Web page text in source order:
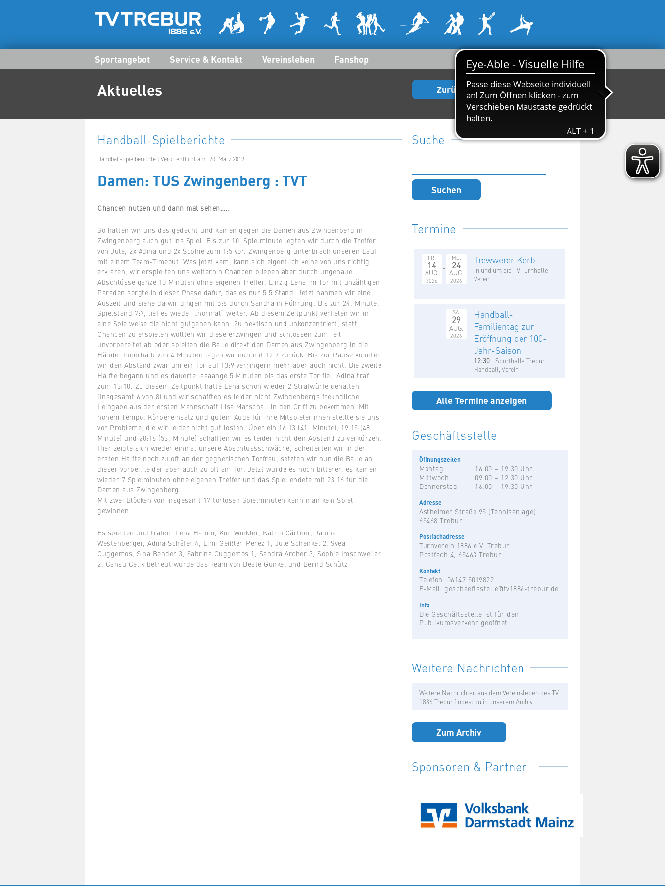
Sportangebot Service & Kontakt Vereinsleben Fanshop
Aktuelles Zurück zur Startseite
Handball-Spielberichte
Handball-Spielberichte | Veröffentlicht am: 20. März 2019
Damen: TUS Zwingenberg : TVT
Chancen nutzen und dann mal sehen…..
So hatten wir uns das gedacht und kamen gegen die Damen aus Zwingenberg in
Zwingenberg auch gut ins Spiel. Bis zur 10. Spielminute legten wir durch die Treffer
von Jule, 2x Adina und 2x Sophie zum 1:5 vor. Zwingenberg unterbrach unseren Lauf
mit einem Team-Timeout. Was jetzt kam, kann sich eigentlich keine von uns richtig
erklären, wir erspielten uns weiterhin Chancen blieben aber durch ungenaue
Abschlüsse ganze 10 Minuten ohne eigenen Treffer. Einzig Lena im Tor mit unzähligen
Paraden sorgte in dieser Phase dafür, das es nur 5:5 Stand. Jetzt nahmen wir eine
Auszeit und siehe da wir gingen mit 5:6 durch Sandra in Führung. Bis zur 24. Minute,
Spielstand 7:7, lief es wieder „normal“ weiter. Ab diesem Zeitpunkt verfielen wir in
eine Spielweise die nicht gutgehen kann. Zu hektisch und unkonzentriert, statt
Chancen zu erspielen wollten wir diese erzwingen und schlossen zum Teil
unvorbereitet ab oder spielten die Bälle direkt den Damen aus Zwingenberg in die
Hände. Innerhalb von 4 Minuten lagen wir nun mit 12:7 zurück. Bis zur Pause konnten
wir den Abstand zwar um ein Tor auf 13:9 verringern mehr aber auch nicht. Die zweite
Hälfte begann und es dauerte laaaange 5 Minuten bis das erste Tor fiel. Adina traf
zum 13:10. Zu diesem Zeitpunkt hatte Lena schon wieder 2 Strafwürfe gehalten
(Insgesamt 6 von 8) und wir schafften es leider nicht Zwingenbergs freundliche
Leihgabe aus der ersten Mannschaft Lisa Marschall in den Griff zu bekommen. Mit
hohem Tempo, Körpereinsatz und gutem Auge für ihre Mitspielerinnen stellte sie uns
vor Probleme, die wir leider nicht gut lösten. Über ein 16:13 (41. Minute), 19:15 (48.
Minute) und 20:16 (53. Minute) schafften wir es leider nicht den Abstand zu verkürzen.
Hier zeigte sich wieder einmal unsere Abschlussschwäche, scheiterten wir in der
ersten Hälfte noch zu oft an der gegnerischen Torfrau, setzten wir nun die Bälle an
dieser vorbei, leider aber auch zu oft am Tor. Jetzt wurde es noch bitterer, es kamen
wieder 7 Spielminuten ohne eigenen Treffer und das Spiel endete mit 23:16 für die
Damen aus Zwingenberg.
Mit zwei Blöcken von insgesamt 17 torlosen Spielminuten kann man kein Spiel
gewinnen.
Es spielten und trafen: Lena Hamm, Kim Winkler, Katrin Gärtner, Janina
Westenberger, Adina Schäfer 4, Limi Geißler-Perez 1, Jule Schenkel 2, Svea
Guggemos, Sina Bender 3, Sabrina Guggemos 1, Sandra Archer 3, Sophie Imschweiler
2, Cansu Celik betreut wurde das Team von Beate Gunkel und Bernd Schütz
Suche
nach:
Termine
FR.
14
AUG.
2026
MO.
24
AUG.
2026
Trewwerer Kerb
In und um die TV Turnhalle
Verein
SA.
29
AUG.
2026
Handball-
Familientag zur
Eröffnung der 100-
Jahr-Saison
12:30 Sporthalle Trebur
Handball, Verein
Alle Termine anzeigen
Geschäftsstelle
Öffnungszeiten
Montag
16.00 – 19.30 Uhr
Mittwoch
09.00 – 12.30 Uhr
Donnerstag
16.00 – 19.30 Uhr
Adresse
Astheimer Straße 95 (Tennisanlage)
65468 Trebur
Postfachadresse
Turnverein 1886 e.V. Trebur
Postfach 4, 65463 Trebur
Kontakt
Telefon: 06147 5019822
E-Mail: geschaeftsstelle@tv1886-trebur.de
Info
Die Geschäftsstelle ist für den
Publikumsverkehr geöffnet.
Weitere Nachrichten
Weitere Nachrichten aus dem Vereinsleben des TV
1886 Trebur findest du in unserem Archiv.
Zum Archiv
Sponsoren & Partner